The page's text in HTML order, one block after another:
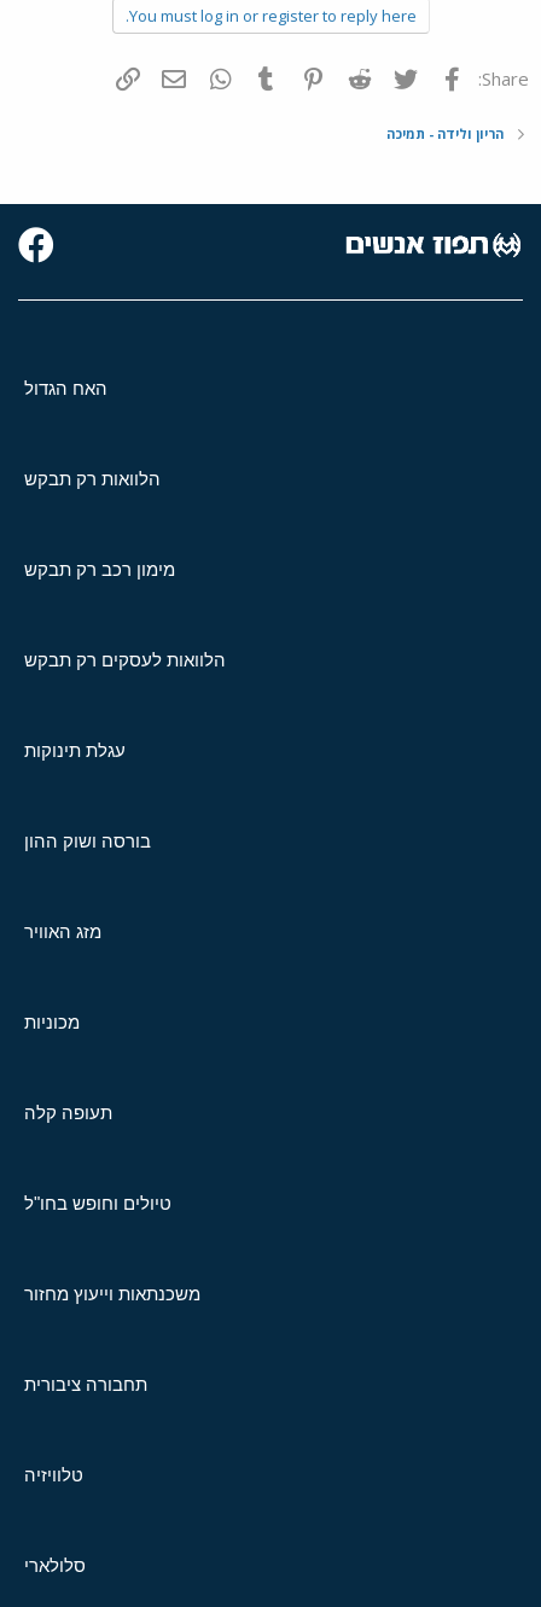
You must log in or register to reply here.
Share: פייסבוק Twitter
Reddit
Pinterest
Tumblr
WhatsAppדואר אלקטרוני
הריון ולידה - תמיכה
האח הגדול
הלוואות רק תבקש
מימון רכב רק תבקש
הלוואות לעסקים רק תבקש
עגלת תינוקות
בורסה ושוק ההון
מזג האוויר
מכוניות
תעופה קלה
טיולים וחופש בחו"ל
משכנתאות וייעוץ מחזור
תחבורה ציבורית
טלוויזיה
סלולארי